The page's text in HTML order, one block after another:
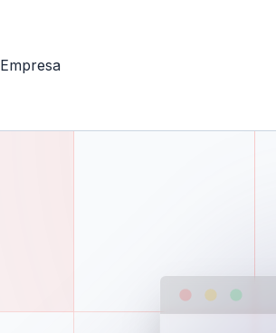
Empresa